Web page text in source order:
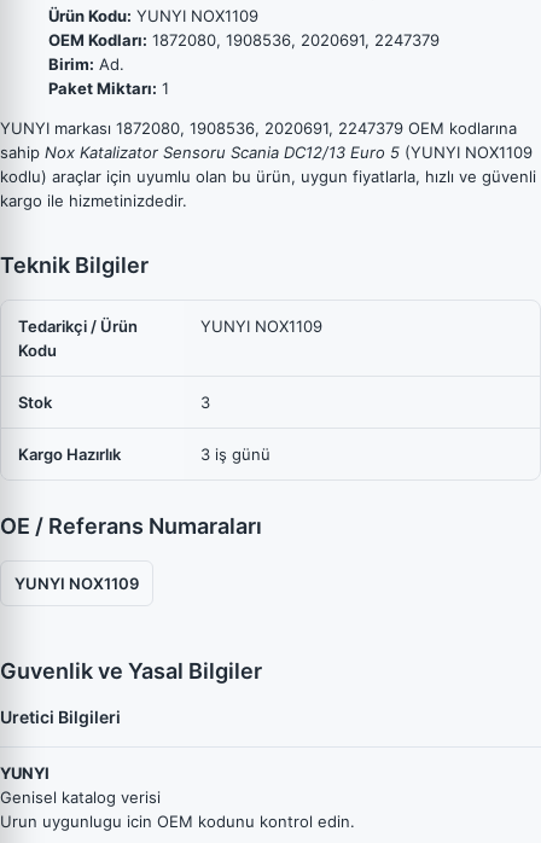
Ürün Kodu: YUNYI NOX1109
OEM Kodları: 1872080, 1908536, 2020691, 2247379
Birim: Ad.
Paket Miktarı: 1
YUNYI markası 1872080, 1908536, 2020691, 2247379 OEM kodlarına
sahip Nox Katalizator Sensoru Scania DC12/13 Euro 5 (YUNYI NOX1109
kodlu) araçlar için uyumlu olan bu ürün, uygun fiyatlarla, hızlı ve güvenli
kargo ile hizmetinizdedir.
Teknik Bilgiler
Tedarikçi / Ürün
Kodu
YUNYI NOX1109
Stok 3
Kargo Hazırlık 3 iş günü
OE / Referans Numaraları
YUNYI NOX1109
Guvenlik ve Yasal Bilgiler
Uretici Bilgileri
YUNYI
Genisel katalog verisi
Urun uygunlugu icin OEM kodunu kontrol edin.